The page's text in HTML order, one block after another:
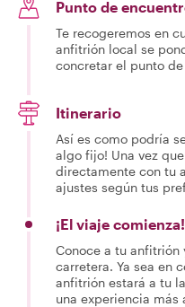
Punto de
Te recogeremos en
anfitrión local se
concretar el punto
Itinerario
Así es como podría
algo fijo! Una vez
directamente con tu
ajustes según tus
¡El viaje comienza!
Conoce a tu anfitrión
carretera. Ya sea en
anfitrión estará a tu
una experiencia